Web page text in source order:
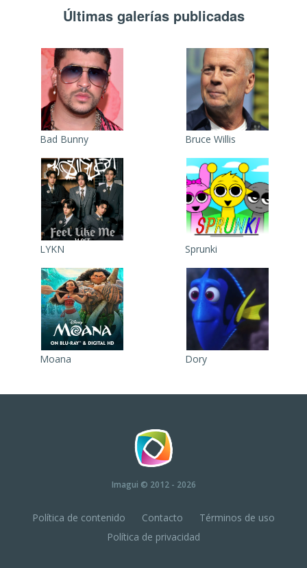
Últimas galerías publicadas
Bad Bunny Bruce Willis
LYKN Sprunki
Moana Dory
Imagui © 2012 - 2026
Política de contenido Contacto
Términos de uso
Política de privacidad